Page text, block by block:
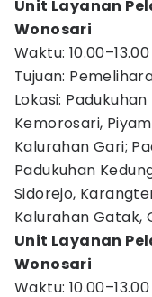
Unit Layanan
Wonosari
Waktu: 10.00–13.00
Tujuan:
Lokasi:
Kemorosari,
Kalurahan Gari;
Padukuhan
Sidorejo,
Kalurahan Gatak,
Unit Layanan
Wonosari
Waktu: 10.00–13.00